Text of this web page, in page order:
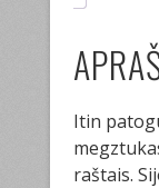
Itin
raštais.